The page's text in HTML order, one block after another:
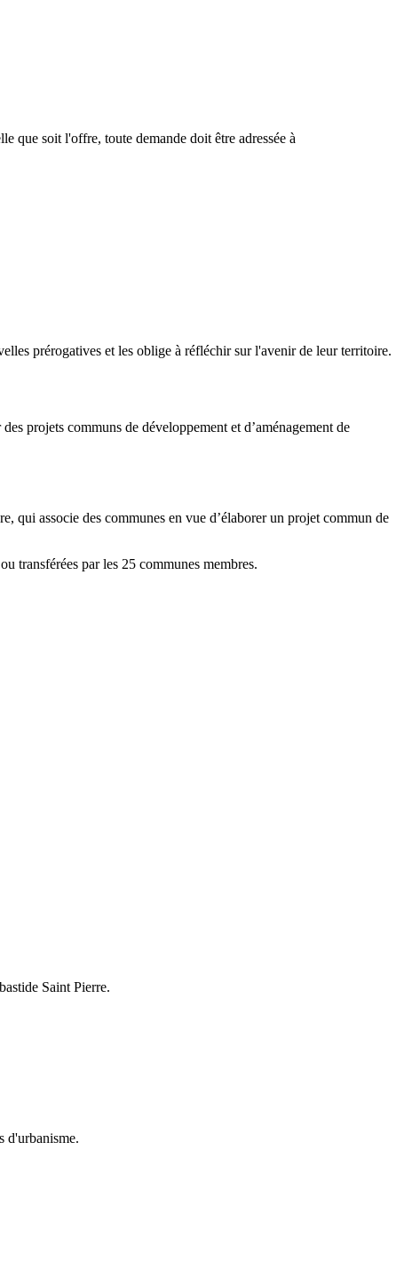
que soit l'offre, toute demande doit être adressée à
prérogatives et les oblige à réfléchir sur l'avenir de leur territoire.
projets communs de développement et d’aménagement de
qui associe des communes en vue d’élaborer un projet commun de
transférées par les 25 communes membres.
Saint Pierre.
d'urbanisme.